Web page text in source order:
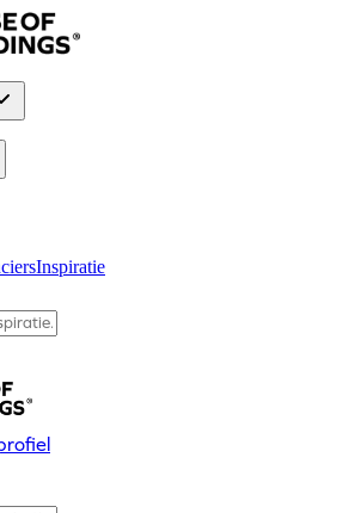
Inspiratie
Zoek leveranciers, inspiratie...
Zoek leveranciers, inspiratie...